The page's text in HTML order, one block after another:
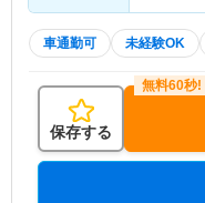
車通勤可 未経験OK
保存する